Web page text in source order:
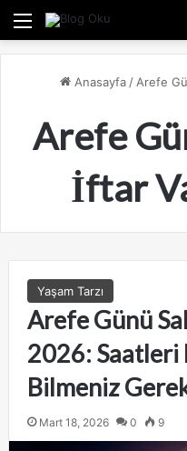
Menü
Anasayfa / Arefe
Arefe
İftar
Yaşam Tarzı
Arefe Günü
2026: Saatleri
Bilmeniz
Mart 18, 2026 0 9